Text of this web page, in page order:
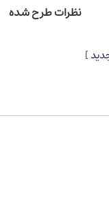
نظرات طرح شده
]